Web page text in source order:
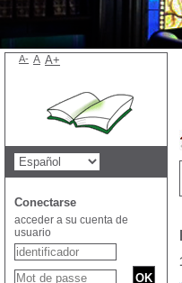
A- A A+
Conectarse
acceder a su cuenta de
usuario